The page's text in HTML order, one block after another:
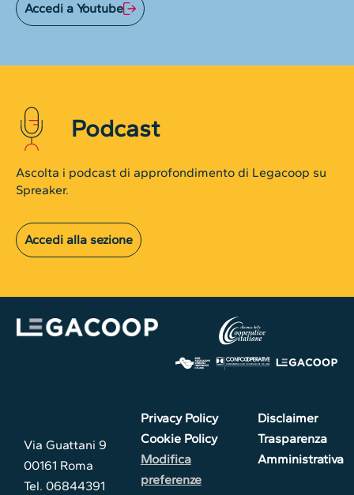
Accedi a Youtube
Podcast
Ascolta i podcast di approfondimento di Legacoop su
Spreaker.
Accedi alla sezione
Via Guattani 9
00161 Roma
Tel. 06844391
Privacy Policy
Cookie Policy
Modifica
preferenze
Disclaimer
Trasparenza
Amministrativa